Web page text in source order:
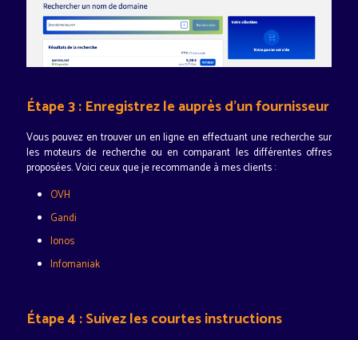
Étape 3 : Enregistrez le auprès d'un fournisseur
Vous pouvez en trouver un en ligne en effectuant une recherche sur
les moteurs de recherche ou en comparant les différentes offres
proposées. Voici ceux que je recommande à mes clients :
OVH
Gandi
Ionos
Infomaniak
Étape 4 : Suivez les courtes instructions